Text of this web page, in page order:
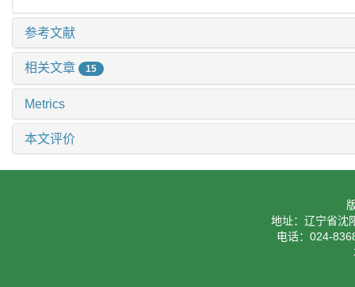
参考文献
相关文章 15
Metrics
本文评价
地址：辽宁省沈
电话：024-